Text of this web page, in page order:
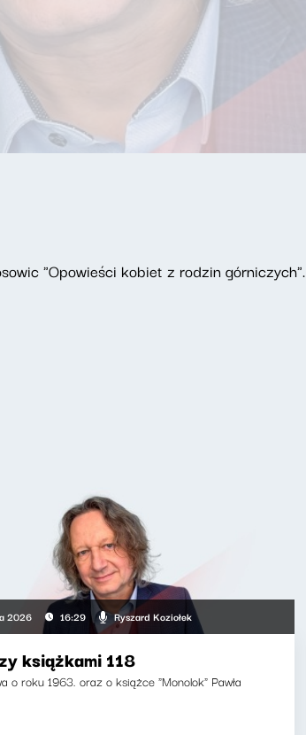
"Opowieści kobiet z rodzin górniczych".
2026 16:29 Ryszard Koziołek
książkami 118
o roku 1963. oraz o książce "Monolok" Pawła